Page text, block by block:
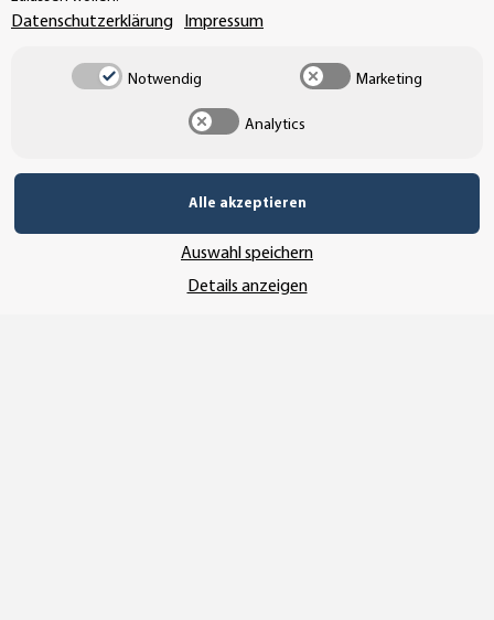
info@aufkleberdealer.de
UNSER AFFILIATE-PROGRAMM
UNSERE ZAHLUNGSARTEN*
SSL-Verschlüsselung
Datenschutzerklärung Impressum
Notwendig Marketing
Analytics
Alle akzeptieren
Auswahl speichern
Details anzeigen